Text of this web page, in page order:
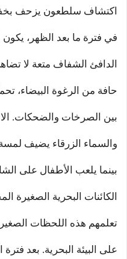
اكتشاف سلطعون يزحف بخفة
في فترة ما بعد الظهر،
الدافئ الشفاف متعة لا
حافة من الرغوة البيضاء،
بين الصرخات والضحكات.
والسماء الزرقاء يضيف
بينما يلعب الأطفال على
الكائنات البحرية الصغيرة
تعلمهم هذه اللحظات
على البيئة البحرية. بعد فترة